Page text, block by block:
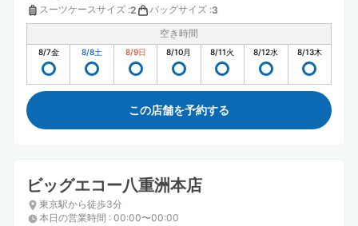
スーツケースサイズ :2 バッグサイズ :3
空き時間
8/7金 8/8土 8/9日 8/10月 8/11火 8/12水 8/13木
この店舗を予約する
ビッグエコー八重洲本店
東京駅から徒歩3分
本日の営業時間 : 00:00〜00:00